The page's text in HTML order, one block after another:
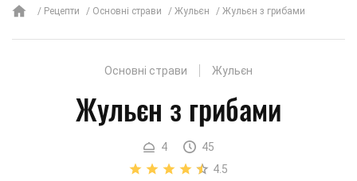
Рецепти Основні страви Жульєн Жульєн з грибами
Основні страви Жульєн
Жульєн з грибами
4
45
4.5